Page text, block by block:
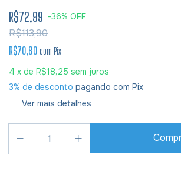
R$72,99 -36% OFF
R$113,90
R$70,80 com Pix
4 x de R$18,25 sem juros
3% de desconto pagando com Pix
Ver mais detalhes